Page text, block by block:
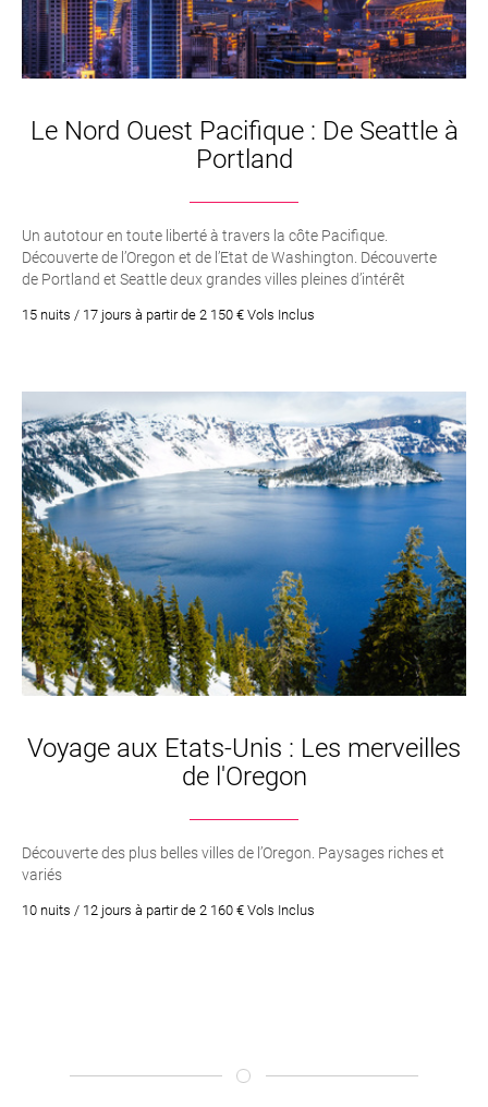
Le Nord Ouest Pacifique : De Seattle à
Portland
Un autotour en toute liberté à travers la côte Pacifique.
Découverte de l’Oregon et de l’Etat de Washington. Découverte
de Portland et Seattle deux grandes villes pleines d’intérêt
15 nuits / 17 jours à partir de 2 150 € Vols Inclus
Voyage aux Etats-Unis : Les merveilles
de l'Oregon
Découverte des plus belles villes de l’Oregon. Paysages riches et
variés
10 nuits / 12 jours à partir de 2 160 € Vols Inclus